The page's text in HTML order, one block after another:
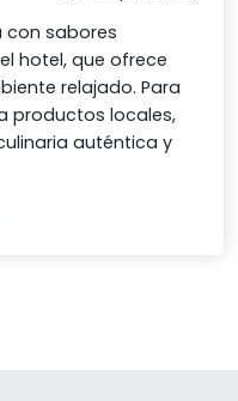
con sabores
hotel, que ofrece
relajado. Para
productos locales,
auténtica y